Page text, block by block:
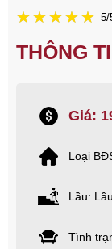
5/
THÔNG
Giá:
Loại
Lầu:
Tình